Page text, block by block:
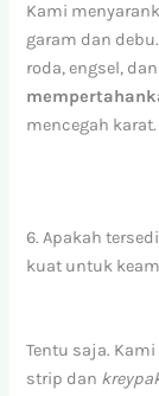
Kami
garam dan
roda, engsel,
mencegah karat.
6. Apakah
kuat untuk
Tentu saja.
strip dan